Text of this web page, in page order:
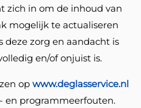
zich in om de inhoud van
mogelijk te actualiseren
deze zorg en aandacht is
en/of onjuist is.
op www.deglasservice.nl
en programmeerfouten.